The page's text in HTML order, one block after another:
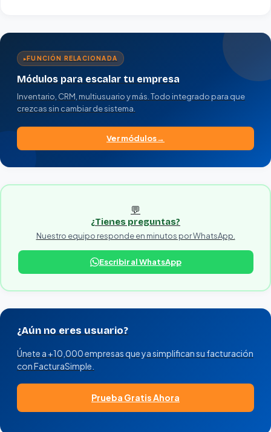
FUNCIÓN RELACIONADA
Módulos para escalar tu empresa
Inventario, CRM, multiusuario y más. Todo integrado para que
crezcas sin cambiar de sistema.
Ver módulos
💬
¿Tienes preguntas?
Nuestro equipo responde en minutos por WhatsApp.
Escribir al WhatsApp
¿Aún no eres usuario?
Únete a +10,000 empresas que ya simplifican su facturación
con FacturaSimple.
Prueba Gratis Ahora